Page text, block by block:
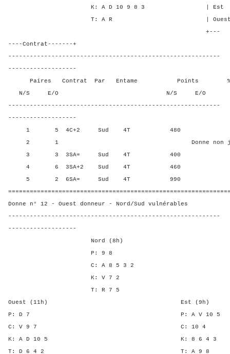
K: A D 10 9 8 3 | Est -
T: A R | Ouest - -
+---
----Contrat-------+
-----------------------------------------------------------
-------------------
Paires Contrat Par Entame Points %
N/S E/O N/S E/O N/
-----------------------------------------------------------
-------------------
1 5 4C+2 Sud 4T 480
2 1 Donne non
3 3 3SA= Sud 4T 400
4 6 3SA+2 Sud 4T 460
5 2 6SA= Sud 4T 990
Donne n° 12 - Ouest donneur - Nord/Sud vulnérables
-----------------------------------------------------------
-------------------
Nord (8h)
P: 9 8
C: A 8 5 3 2
K: V 7 2
T: R 7 5
Ouest (11h) Est (9h)
P: D 7 P: A V
C: V 9 7 C:
K: A D 10 5 K: 8 6
T: D 6 4 2 T: A